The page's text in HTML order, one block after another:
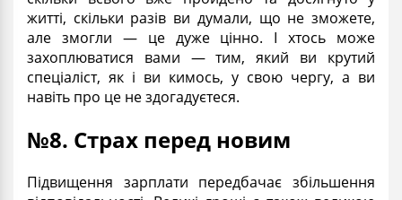
житті, скільки разів ви думали, що не зможете,
але змогли — це дуже цінно. І хтось може
захоплюватися вами — тим, який ви крутий
спеціаліст, як і ви кимось, у свою чергу, а ви
навіть про це не здогадуєтеся.
№8. Страх перед новим
Підвищення зарплати передбачає збільшення